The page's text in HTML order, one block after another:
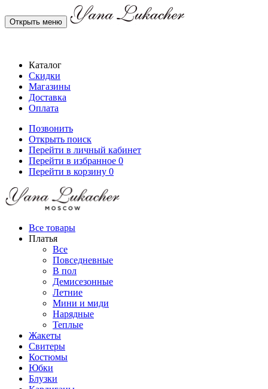
Открыть меню
Каталог
Скидки
Магазины
Доставка
Оплата
Позвонить
Открыть поиск
Перейти в личный кабинет
Перейти в избранное 0
Перейти в корзину 0
Все товары
Платья
Все
Повседневные
В пол
Демисезонные
Летние
Мини и миди
Нарядные
Теплые
Жакеты
Свитеры
Костюмы
Юбки
Блузки